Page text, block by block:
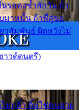
รอคงช้ำสักวัน ถ้า
บมาหมั้น ถ้าพี่สู่ขอ
วสัมพันธ์ ผิดหวังไม่
าวด์ดนตรี)
ไม่กล้า ติ๋มใช่คนสวย